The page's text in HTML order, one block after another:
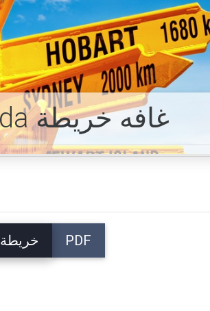
Pedra da غافه خريطة
خريطة PDF